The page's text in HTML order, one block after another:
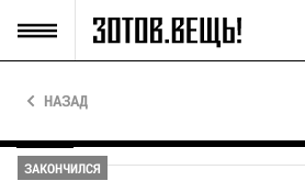
НАЗАД
ЗАКОНЧИЛСЯ